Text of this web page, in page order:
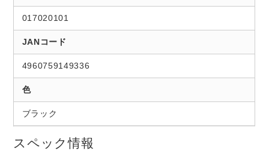
017020101
JANコード
4960759149336
色
ブラック
スペック情報